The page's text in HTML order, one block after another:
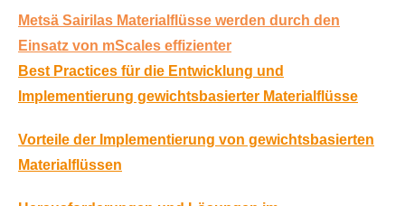
Metsä Sairilas Materialflüsse werden durch den
Einsatz von mScales effizienter
Best Practices für die Entwicklung und
Implementierung gewichtsbasierter Materialflüsse
Vorteile der Implementierung von gewichtsbasierten
Materialflüssen